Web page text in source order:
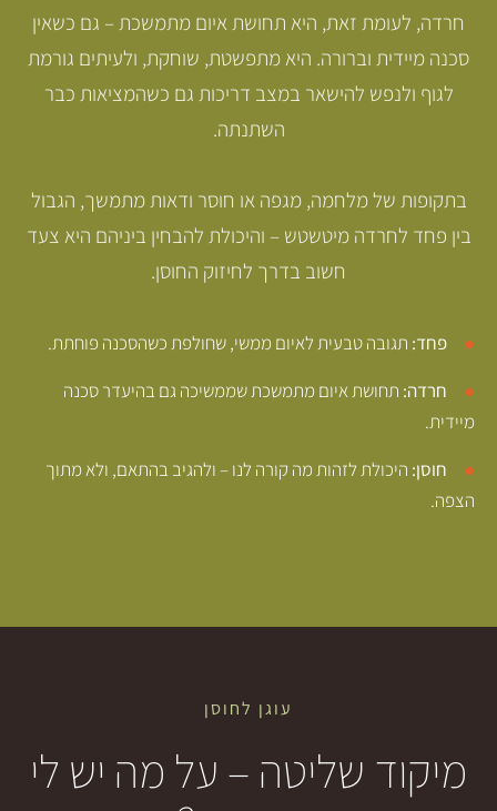
זאת, היא תחושת איום מתמשכת – גם כשאין
וברורה. היא מתפשטת, שוחקת, ולעיתים גורמת
להישאר במצב דריכות גם כשהמציאות כבר
מלחמה, מגפה או חוסר ודאות מתמשך, הגבול
מיטשטש – והיכולת להבחין ביניהם היא צעד
חשוב בדרך לחיזוק החוסן.
טבעית לאיום ממשי, שחולפת כשהסכנה פוחתת.
איום מתמשכת שממשיכה גם בהיעדר סכנה
לזהות מה קורה לנו – ולהגיב בהתאם, ולא מתוך
שליטה – על מה יש לי